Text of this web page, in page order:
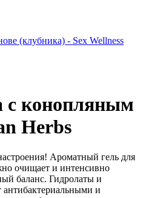
(клубника) - Sex Wellness
с конопляным
Herbs
Ароматный гель для
очищает и интенсивно
баланс. Гидролаты и
антибактериальными и